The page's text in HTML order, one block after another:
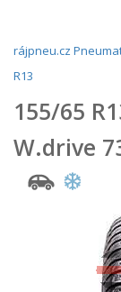
rájpneu.cz
R13
155/65
W.drive